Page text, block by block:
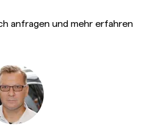
anfragen und mehr erfahren